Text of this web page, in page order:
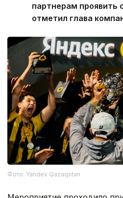
партнерам проявить
отметил глава
Фото: Yandex Qazaqstan